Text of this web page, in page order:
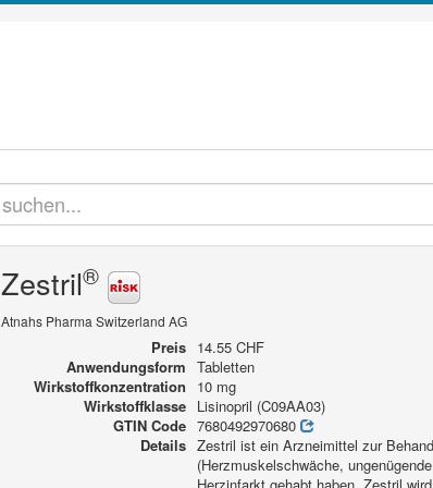
Zestril®
Atnahs Pharma Switzerland AG
Preis 14.55 CHF
Anwendungsform Tabletten
Wirkstoffkonzentration
10 mg
Wirkstoffklasse Lisinopril (C09AA03)
GTIN Code 7680492970680
Details Zestril ist ein Arzneimittel zur
(Herzmuskelschwäche,